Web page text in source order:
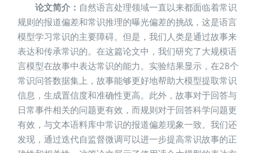
论文简介： 自然语言处理领域一直以来都面临着常识
规则的报道偏差和常识推理的曝光偏差的挑战，这是语言
模型学习常识的主要障碍。但是，我们人类是通过故事来
表达和传承常识的。在这篇论文中，我们研究了大规模语
言模型在故事中表达常识的能力。实验结果显示，在28个
常识问答数据集上，故事能够更好地帮助大模型提取常识
信息，生成置信度和准确性更高。此外，故事对于回答与
日常事件相关的问题更有效，而规则对于回答科学问题更
有效，与文本语料库中常识的报道偏差现象一致。我们还
发现，通过迭代自监督微调可以进一步提高常识故事的正